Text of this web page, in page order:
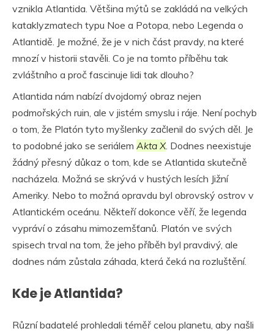
vznikla Atlantida. Většina mýtů se zakládá na velkých
kataklyzmatech typu Noe a Potopa, nebo Legenda o
Atlantidě. Je možné, že je v nich část pravdy, na které
mnozí v historii stavěli. Co je na tomto příběhu tak
zvláštního a proč fascinuje lidi tak dlouho?
Atlantida nám nabízí dvojdomý obraz nejen
podmořských ruin, ale v jistém smyslu i ráje. Není pochyb
o tom, že Platón tyto myšlenky začlenil do svých děl. Je
to podobné jako se seriálem Akta X. Dodnes neexistuje
žádný přesný důkaz o tom, kde se Atlantida skutečně
nacházela. Možná se skrývá v hustých lesích Jižní
Ameriky. Nebo to možná opravdu byl obrovský ostrov v
Atlantickém oceánu. Někteří dokonce věří, že legenda
vypráví o zásahu mimozemšťanů. Platón ve svých
spisech trval na tom, že jeho příběh byl pravdivý, ale
dodnes nám zůstala záhada, která čeká na rozluštění.
Kde je Atlantida?
Různí badatelé prohledali téměř celou planetu, aby našli